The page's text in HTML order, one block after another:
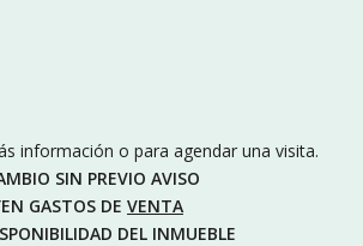
información o para agendar una visita.
SIN PREVIO AVISO
GASTOS DE VENTA
DEL INMUEBLE